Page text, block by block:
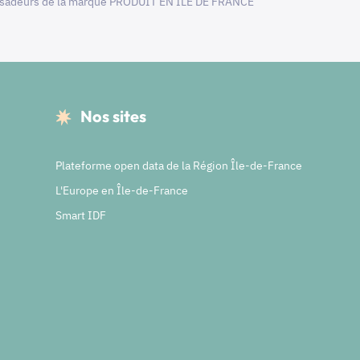
Nos sites
Plateforme open data de la Région Île-de-France
L'Europe en Île-de-France
Smart IDF